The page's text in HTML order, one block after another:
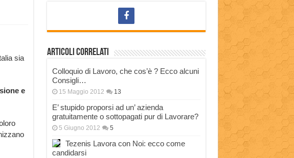
sia
e
Articoli correlati
Colloquio di Lavoro, che cos’è ? Ecco alcuni
Consigli…
15 Maggio 2012 13
E’ stupido proporsi ad un’ azienda
gratuitamente o sottopagati pur di Lavorare?
5 Giugno 2012 5
Tezenis Lavora con Noi: ecco come
candidarsi